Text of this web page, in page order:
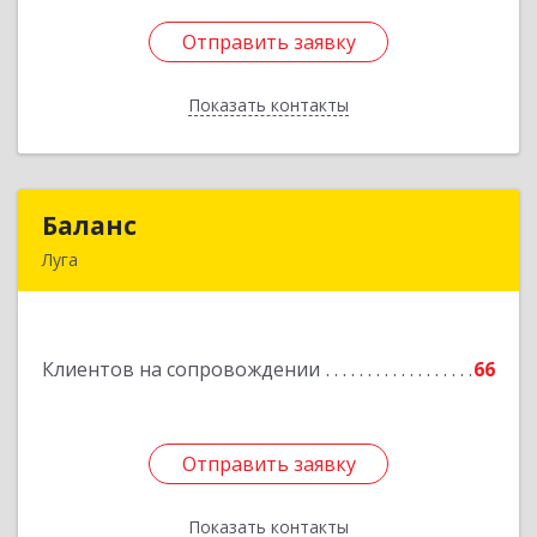
Отправить заявку
Показать контакты
Отправить заявку
Назад
Баланс
Луга
Клиентов на сопровождении 66
Отправить заявку
Показать контакты
Подробнее
Отправить заявку
Назад